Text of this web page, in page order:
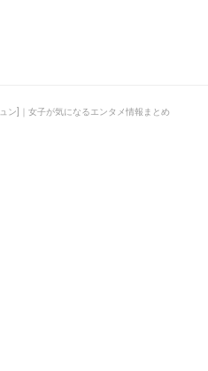
ン]｜女子が気になるエンタメ情報まとめ